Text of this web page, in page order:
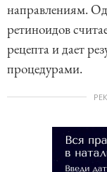
направлениям.
ретиноидов
рецепта и дает
процедурами.